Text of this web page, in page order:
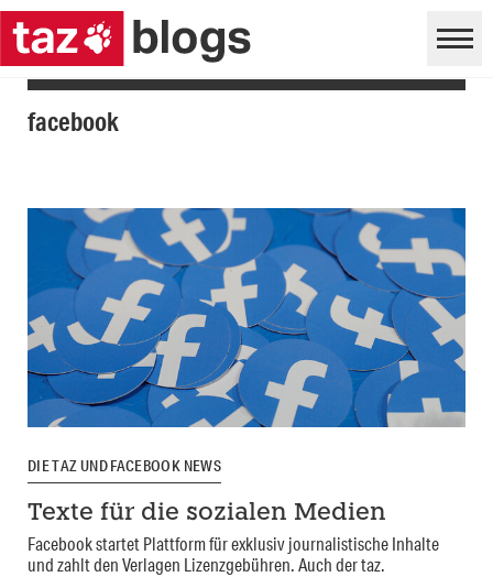
facebook
DIE TAZ UND FACEBOOK NEWS
Texte für die sozialen Medien
Facebook startet Plattform für exklusiv journalistische Inhalte
und zahlt den Verlagen Lizenzgebühren. Auch der taz.